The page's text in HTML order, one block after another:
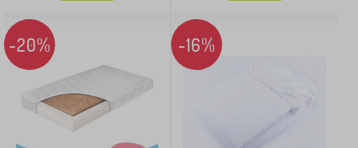
-20% -16%